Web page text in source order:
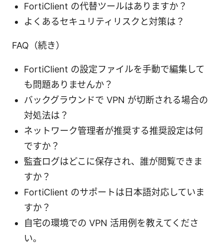
FortiClient の代替ツールはありますか？
よくあるセキュリティリスクと対策は？
FAQ（続き）
FortiClient の設定ファイルを手動で編集して
も問題ありませんか？
バックグラウンドで VPN が切断される場合の
対処法は？
ネットワーク管理者が推奨する推奨設定は何
ですか？
監査ログはどこに保存され、誰が閲覧できま
すか？
FortiClient のサポートは日本語対応していま
すか？
自宅の環境での VPN 活用例を教えてくださ
い。